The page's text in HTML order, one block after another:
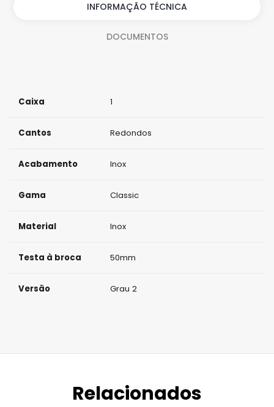
INFORMAÇÃO TÉCNICA
DOCUMENTOS
Caixa 1
Cantos Redondos
Acabamento Inox
Gama Classic
Material Inox
Testa à broca 50mm
Versão Grau 2
Relacionados